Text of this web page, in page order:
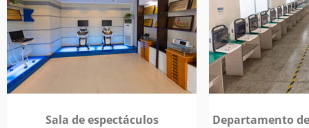
Sala de espectáculos Departamento